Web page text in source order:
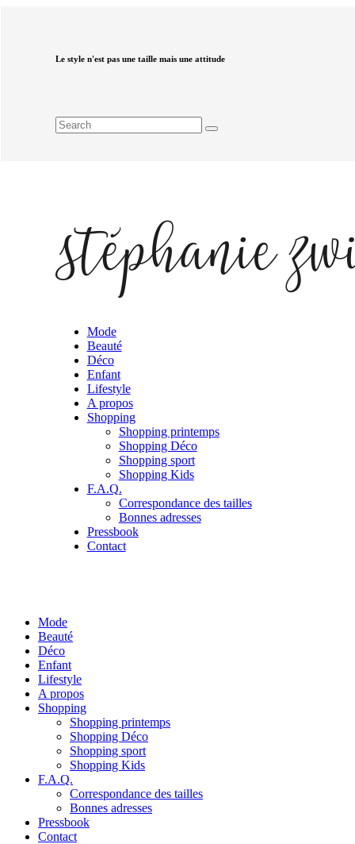
Le style n'est pas une taille mais une attitude
Mode
Beauté
Déco
Enfant
Lifestyle
A propos
Shopping
Shopping printemps
Shopping Déco
Shopping sport
Shopping Kids
F.A.Q.
Correspondance des tailles
Bonnes adresses
Pressbook
Contact
Mode
Beauté
Déco
Enfant
Lifestyle
A propos
Shopping
Shopping printemps
Shopping Déco
Shopping sport
Shopping Kids
F.A.Q.
Correspondance des tailles
Bonnes adresses
Pressbook
Contact